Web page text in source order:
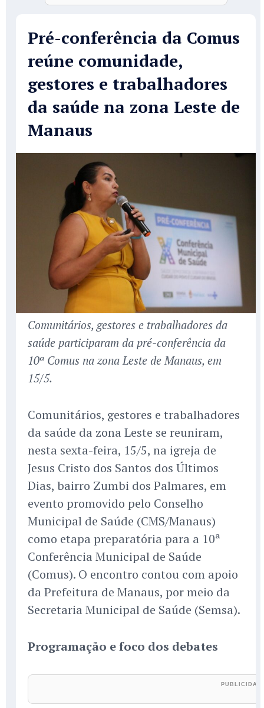
Pré-conferência da Comus
reúne comunidade,
gestores e trabalhadores
da saúde na zona Leste de
Manaus
Comunitários, gestores e trabalhadores da
saúde participaram da pré-conferência da
10ª Comus na zona Leste de Manaus, em
15/5.
Comunitários, gestores e trabalhadores
da saúde da zona Leste se reuniram,
nesta sexta-feira, 15/5, na igreja de
Jesus Cristo dos Santos dos Últimos
Dias, bairro Zumbi dos Palmares, em
evento promovido pelo Conselho
Municipal de Saúde (CMS/Manaus)
como etapa preparatória para a 10ª
Conferência Municipal de Saúde
(Comus). O encontro contou com apoio
da Prefeitura de Manaus, por meio da
Secretaria Municipal de Saúde (Semsa).
Programação e foco dos debates